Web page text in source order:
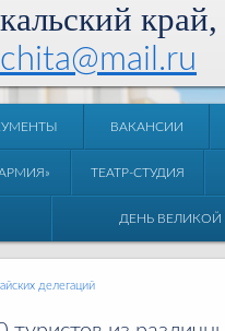
ВАКАНСИИ
ТЕАТР-СТУДИЯ
ДЕНЬ
делегаций